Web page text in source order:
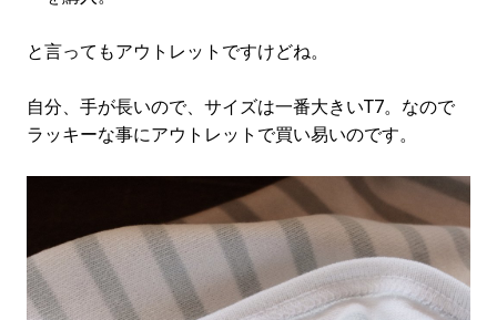
と言ってもアウトレットですけどね。
自分、手が長いので、サイズは一番大きいT7。なので
ラッキーな事にアウトレットで買い易いのです。